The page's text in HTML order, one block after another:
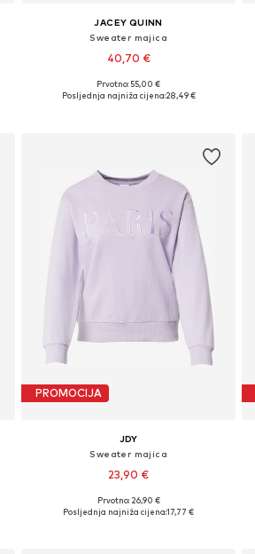
JACEY QUINN
Sweater majica
40,70 €
+ 4
Dostupne veličine: XS, S, M, L, XL
Prvotno: 55,00 €
Posljednja najniža cijena:28,49 €
PROMOCIJA
JDY
Sweater majica
23,90 €
+ 1
Dostupne veličine: XS, S, M, L, XL
Prvotno: 26,90 €
Posljednja najniža cijena:17,77 €